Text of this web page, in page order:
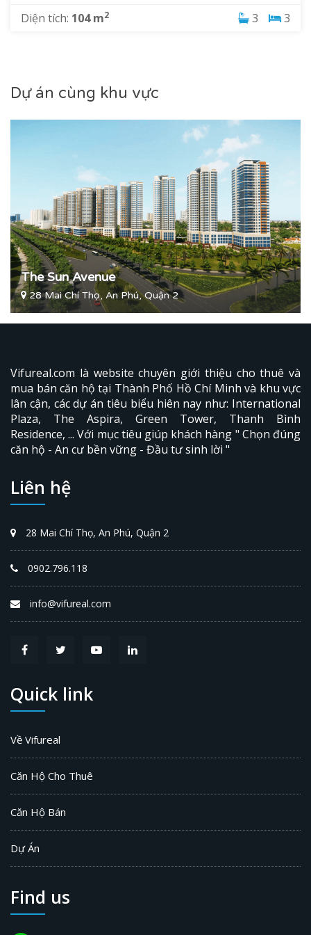
Dự án DLussosở hữu một hệ thống tiện ích nội khu vượt
Sky garden, hồ bơi vô cực trên cao
Quảng trường nước, khu vui chơi trẻ em
Công viên ven sông trong lành, thơ mộng
Khu thể thao: Hồ bơi resort, đường chạy bộ ven sông
Sảnh đón khách thiết kế sang trọng
Căn hộ DLussoyên tĩnh biệt lập, cộng đồng thanh lịch
cao cấp, sống chạm vào thiên nhiên xanh và sông nước
mát lành,... để hình thành nên một đẳng cấp riêng cho dự
án.
Diện tích: 104 m2 3
3
Dự án cùng khu vực
The Sun Avenue
28 Mai Chí Thọ, An Phú, Quận 2
Vifureal.com là website chuyên giới thiệu cho thuê và
mua bán căn hộ tại Thành Phố Hồ Chí Minh và khu vực
lân cận, các dự án tiêu biểu hiên nay như: International
Plaza, The Aspira, Green Tower, Thanh Bình
Residence, ... Với mục tiêu giúp khách hàng " Chọn đúng
căn hộ - An cư bền vững - Đầu tư sinh lời "
Liên hệ
28 Mai Chí Thọ, An Phú, Quận 2
0902.796.118
info@vifureal.com
Quick link
Về Vifureal
Căn Hộ Cho Thuê
Căn Hộ Bán
Dự Án
Find us